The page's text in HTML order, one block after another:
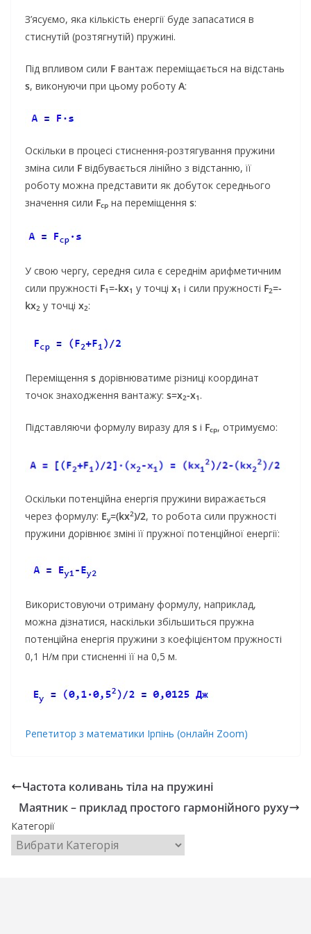
З’ясуємо, яка кількість енергії буде запасатися в
стиснутій (розтягнутій) пружині.
Під впливом сили F вантаж переміщається на відстань
s, виконуючи при цьому роботу А:
Оскільки в процесі стиснення-розтягування пружини
зміна сили F відбувається лінійно з відстанню, її
роботу можна представити як добуток середнього
значення сили Fср на переміщення s:
У свою чергу, середня сила є середнім арифметичним
сили пружності F1=-kx1 у точці x1 і сили пружності F2=-
kx2 у точці x2:
Переміщення s дорівнюватиме різниці координат
точок знаходження вантажу: s=x2-x1 .
Підставляючи формулу виразу для s і Fср, отримуємо:
Оскільки потенційна енергія пружини виражається
через формулу: Еy=(kx2)/2, то робота сили пружності
пружини дорівнює зміні її пружної потенційної енергії:
Використовуючи отриману формулу, наприклад,
можна дізнатися, наскільки збільшиться пружна
потенційна енергія пружини з коефіцієнтом пружності
0,1 Н/м при стисненні її на 0,5 м.
Репетитор з математики Ірпінь (онлайн Zoom)
Частота коливань тіла на пружині
Маятник – приклад простого гармонійного руху
Категорії